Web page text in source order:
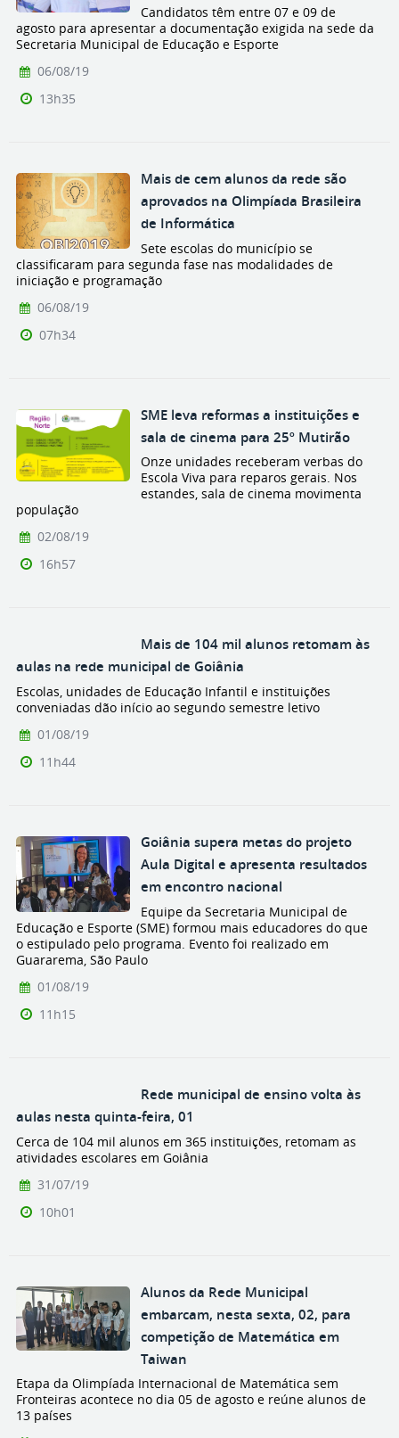
Candidatos têm entre 07 e 09 de
agosto para apresentar a documentação exigida na sede da
Secretaria Municipal de Educação e Esporte
06/08/19
13h35
Mais de cem alunos da rede são
aprovados na Olimpíada Brasileira
de Informática
Sete escolas do município se
classificaram para segunda fase nas modalidades de
iniciação e programação
06/08/19
07h34
SME leva reformas a instituições e
sala de cinema para 25º Mutirão
Onze unidades receberam verbas do
Escola Viva para reparos gerais. Nos
estandes, sala de cinema movimenta
população
02/08/19
16h57
Mais de 104 mil alunos retomam às
aulas na rede municipal de Goiânia
Escolas, unidades de Educação Infantil e instituições
conveniadas dão início ao segundo semestre letivo
01/08/19
11h44
Goiânia supera metas do projeto
Aula Digital e apresenta resultados
em encontro nacional
Equipe da Secretaria Municipal de
Educação e Esporte (SME) formou mais educadores do que
o estipulado pelo programa. Evento foi realizado em
Guararema, São Paulo
01/08/19
11h15
Rede municipal de ensino volta às
aulas nesta quinta-feira, 01
Cerca de 104 mil alunos em 365 instituições, retomam as
atividades escolares em Goiânia
31/07/19
10h01
Alunos da Rede Municipal
embarcam, nesta sexta, 02, para
competição de Matemática em
Taiwan
Etapa da Olimpíada Internacional de Matemática sem
Fronteiras acontece no dia 05 de agosto e reúne alunos de
13 países